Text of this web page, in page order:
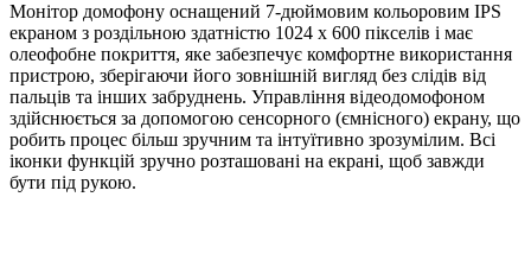
Монітор домофону оснащений 7-дюймовим кольоровим IPS
екраном з роздільною здатністю 1024 х 600 пікселів і має
олеофобне покриття, яке забезпечує комфортне використання
пристрою, зберігаючи його зовнішній вигляд без слідів від
пальців та інших забруднень. Управління відеодомофоном
здійснюється за допомогою сенсорного (ємнісного) екрану, що
робить процес більш зручним та інтуїтивно зрозумілим. Всі
іконки функцій зручно розташовані на екрані, щоб завжди
бути під рукою.